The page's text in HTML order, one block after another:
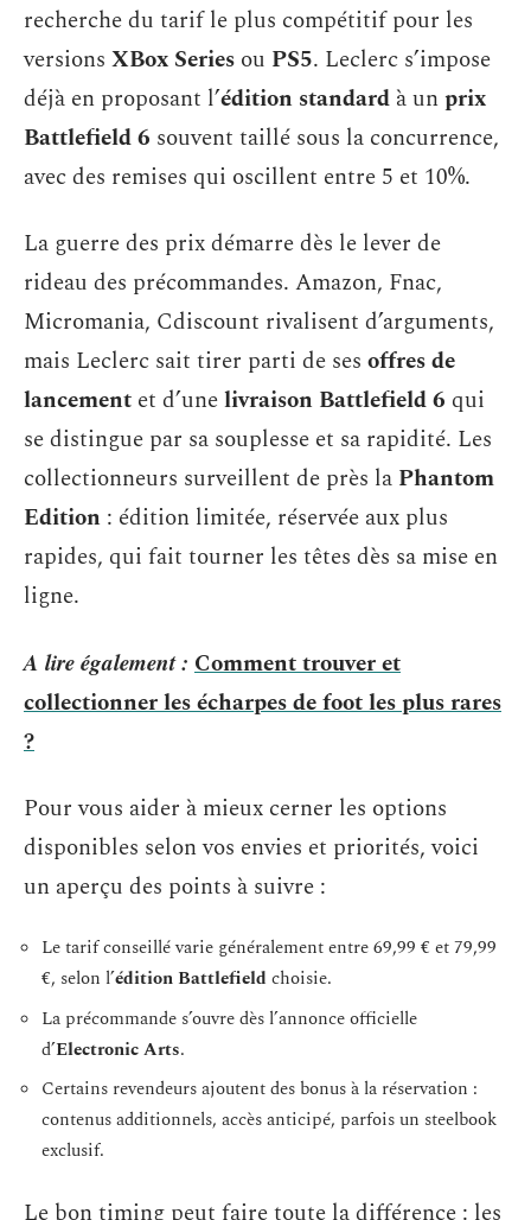
recherche du tarif le plus compétitif pour les
versions XBox Series ou PS5. Leclerc s’impose
déjà en proposant l’édition standard à unprix
Battlefield 6 souvent taillé sous la concurrence,
avec des remises qui oscillent entre 5 et 10%.
La guerre des prix démarre dès le lever de
rideau des précommandes. Amazon, Fnac,
Micromania, Cdiscount rivalisent d’arguments,
mais Leclerc sait tirer parti de ses offres de
lancement et d’unelivraison Battlefield 6 qui
se distingue par sa souplesse et sa rapidité. Les
collectionneurs surveillent de près la Phantom
Edition : édition limitée, réservée aux plus
rapides, qui fait tourner les têtes dès sa mise en
ligne.
A lire également : Comment trouver et
collectionner les écharpes de foot les plus rares
?
Pour vous aider à mieux cerner les options
disponibles selon vos envies et priorités, voici
un aperçu des points à suivre :
Le tarif conseillé varie généralement entre 69,99 € et 79,99
€, selon l’édition Battlefield choisie.
La précommande s’ouvre dès l’annonce officielle
d’Electronic Arts.
Certains revendeurs ajoutent des bonus à la réservation :
contenus additionnels, accès anticipé, parfois un steelbook
exclusif.
Le bon timing peut faire toute la différence : les